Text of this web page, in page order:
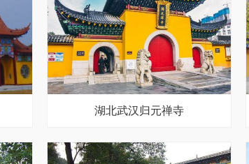
湖北武汉归元禅寺